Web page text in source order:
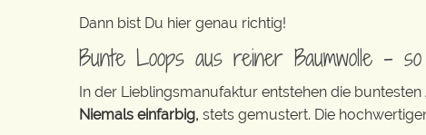
Dann bist Du hier genau richtig!
Bunte Loops aus reiner Baumwolle –
In der Lieblingsmanufaktur entstehen die
Niemals einfarbig, stets gemustert. Die